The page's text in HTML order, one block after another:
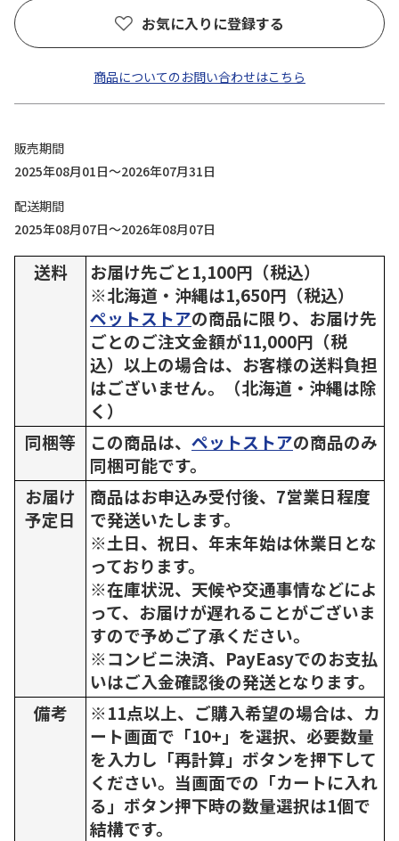
お気に入りに登録する
商品についてのお問い合わせはこちら
販売期間
2025年08月01日～2026年07月31日
配送期間
2025年08月07日～2026年08月07日
送料
お届け先ごと1,100円（税込）
※北海道・沖縄は1,650円（税込）
ペットストアの商品に限り、お届け先
ごとのご注文金額が11,000円（税
込）以上の場合は、お客様の送料負担
はございません。（北海道・沖縄は除
く）
同梱等
この商品は、 ペットストアの商品のみ
同梱可能です。
お届け
予定日
商品はお申込み受付後、7営業日程度
で発送いたします。
※土日、祝日、年末年始は休業日とな
っております。
※在庫状況、天候や交通事情などによ
って、お届けが遅れることがございま
すので予めご了承ください。
※コンビニ決済、PayEasyでのお支払
いはご入金確認後の発送となります。
備考
※11点以上、ご購入希望の場合は、カ
ート画面で「10+」を選択、必要数量
を入力し「再計算」ボタンを押下して
ください。当画面での「カートに入れ
る」ボタン押下時の数量選択は1個で
結構です。